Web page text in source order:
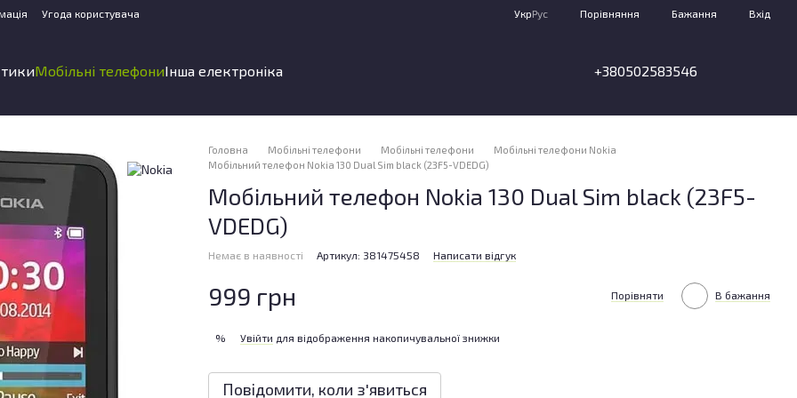
Угода користувача УкрРус Порівняння Бажання Вхід
Мобільні телефониІнша електроніка +380502583546
Головна Мобільні телефони Мобільні телефони
Мобільні телефони Nokia
Мобільний телефон Nokia 130 Dual Sim black (23F5-VDEDG)
Мобільний телефон Nokia 130 Dual Sim black (23F5-
VDEDG)
Немає в наявності Артикул: 381475458 Написати відгук
999 грн Порівняти В бажання
% Увійти для відображення накопичувальної знижки
Повідомити, коли з'явиться